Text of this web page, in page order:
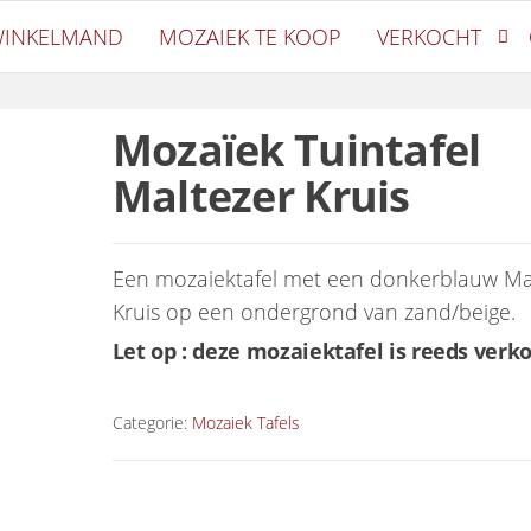
MOZAIEK TE KOOP VERKOCHT
Mozaïek Tuintafel
Maltezer Kruis
Een mozaiektafel met een donkerblauw
Kruis op een ondergrond van zand/beige.
Let op : deze mozaiektafel is reeds
Categorie: Mozaiek Tafels